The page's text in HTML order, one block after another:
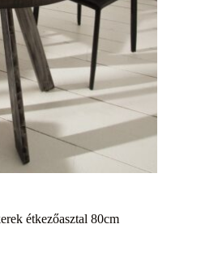
étkezőasztal 80cm